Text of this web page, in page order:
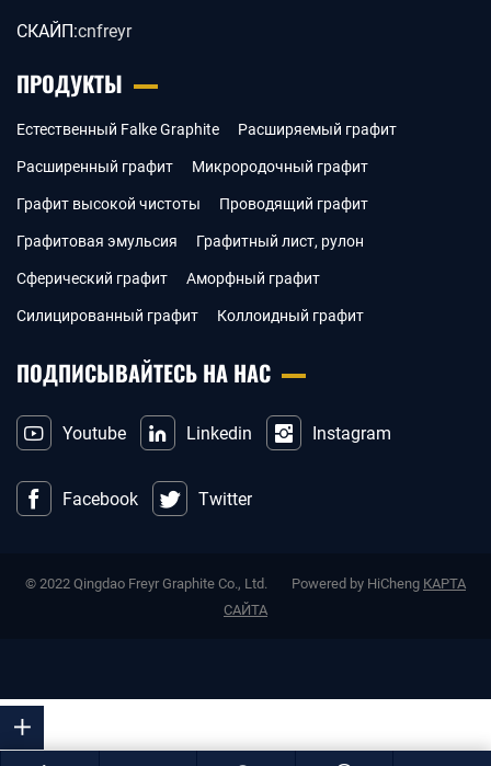
СКАЙП:cnfreyr
ПРОДУКТЫ
Естественный Falke Graphite
Расширяемый графит
Расширенный графит
Микрородочный графит
Графит высокой чистоты
Проводящий графит
Графитовая эмульсия
Графитный лист, рулон
Сферический графит
Аморфный графит
Силицированный графит
Коллоидный графит
ПОДПИСЫВАЙТЕСЬ НА НАС
Youtube Linkedin Instagram
Facebook Twitter
© 2022 Qingdao Freyr Graphite Co., Ltd. Powered by HiCheng КАРТА
САЙТА